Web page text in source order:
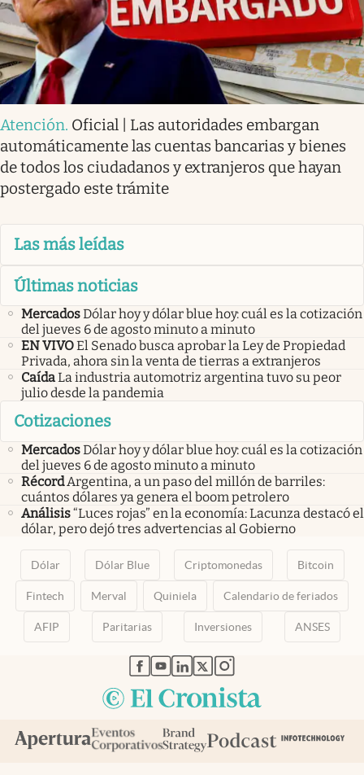
Atención. Oficial | Las autoridades embargan
automáticamente las cuentas bancarias y bienes
de todos los ciudadanos y extranjeros que hayan
postergado este trámite
Las más leídas
Últimas noticias
MercadosDólar hoy y dólar blue hoy: cuál es la cotización
del jueves 6 de agosto minuto a minuto
EN VIVOEl Senado busca aprobar la Ley de Propiedad
Privada, ahora sin la venta de tierras a extranjeros
CaídaLa industria automotriz argentina tuvo su peor
julio desde la pandemia
Cotizaciones
MercadosDólar hoy y dólar blue hoy: cuál es la cotización
del jueves 6 de agosto minuto a minuto
Récord Argentina, a un paso del millón de barriles:
cuántos dólares ya genera el boom petrolero
Análisis“Luces rojas” en la economía: Lacunza destacó el
dólar, pero dejó tres advertencias al Gobierno
Dólar Dólar Blue Criptomonedas Bitcoin
Fintech Merval Quiniela Calendario de feriados
AFIP Paritarias Inversiones ANSES
abre en nueva pestaña
abre en nueva pestaña
abre en nueva pestaña
abre en nueva pestaña
abre en nueva pestaña